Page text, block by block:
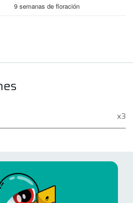
9 semanas de floración
x3